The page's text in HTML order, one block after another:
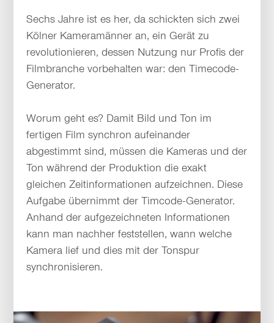
Sechs Jahre ist es her, da schickten sich zwei
Kölner Kameramänner an, ein Gerät zu
revolutionieren, dessen Nutzung nur Profis der
Filmbranche vorbehalten war: den Timecode-
Generator.
Worum geht es? Damit Bild und Ton im
fertigen Film synchron aufeinander
abgestimmt sind, müssen die Kameras und der
Ton während der Produktion die exakt
gleichen Zeitinformationen aufzeichnen. Diese
Aufgabe übernimmt der Timcode-Generator.
Anhand der aufgezeichneten Informationen
kann man nachher feststellen, wann welche
Kamera lief und dies mit der Tonspur
synchronisieren.